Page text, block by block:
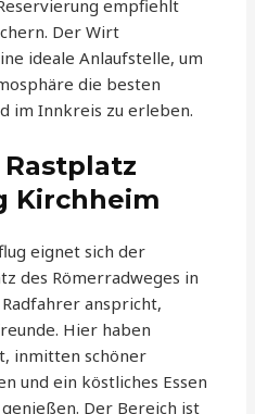
empfiehlt
Der Wirt
ideale Anlaufstelle, um
die besten
im Innkreis zu erleben.
Kirchheim
eignet sich der
des Römerradweges in
anspricht,
Hier haben
inmitten schöner
und ein köstliches Essen
Der Bereich ist